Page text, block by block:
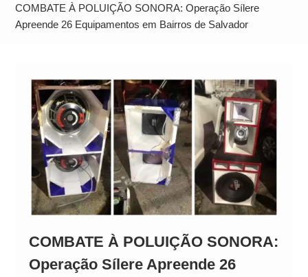
Alto
COMBATE À POLUIÇÃO SONORA: Operação Sílere
Apreende 26 Equipamentos em Bairros de Salvador
COMBATE À POLUIÇÃO SONORA:
Operação Sílere Apreende 26